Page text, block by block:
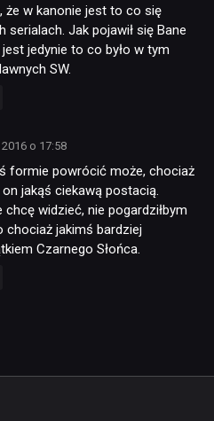
że w kanonie jest to co się
serialach. Jak pojawił się Bane
jedynie to co było w tym
SW.
o 17:58
formie powrócić może, chociaż
on jakąś ciekawą postacią.
chcę widzieć, nie pogardziłbym
chociaż jakimś bardziej
Czarnego Słońca.